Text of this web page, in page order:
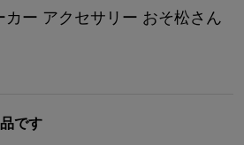
ー アクセサリー おそ松さん
です